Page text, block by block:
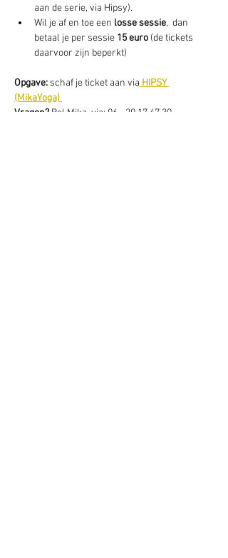
aan de serie, via Hipsy).
Wil je af en toe een losse sessie,  dan
betaal je per sessie 15 euro (de tickets
daarvoor zijn beperkt)
Opgave: schaf je ticket aan via HIPSY
(MikaYoga)
Vragen? Bel Mika, via: 06 - 20 17 47 30